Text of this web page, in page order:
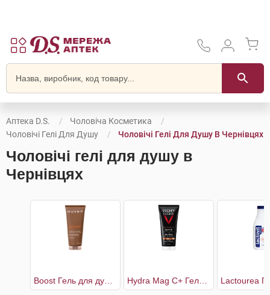
Аптека D.S.
Чоловіча Косметика
Чоловічі Гелі Для Душу
Чоловічі Гелі Для Душу В Чернівцях
Чоловічі гелі для душу в
Чернівцях